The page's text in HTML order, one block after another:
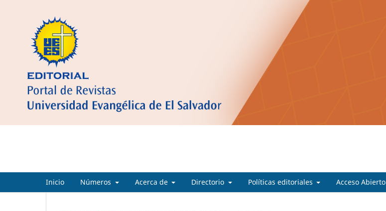
Inicio Números Acerca de Directorio Políticas editoriales Acceso Abierto